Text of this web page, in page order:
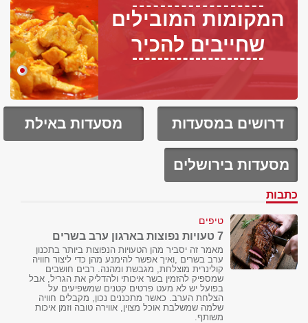
המקומות המובילים
שחייבים להכיר
דרושים במסעדות מסעדות באילת
מסעדות בירושלים
כתבות
טיפים
7 טעויות נפוצות בארגון ערב בשרים
מאמר זה יסביר מהן הטעויות הנפוצות ביותר בתכנון
ערב בשרים ,ואיך אפשר להימנע מהן כדי ליצור חוויה
קולינרית מוצלחת, מגבשת ומהנה. רבים חושבים
שמספיק להזמין בשר איכותי ולהדליק את הגריל, אבל
בפועל יש לא מעט פרטים קטנים שמשפיעים על
הצלחת הערב. כאשר מתכננים נכון, מקבלים חוויה
שלמה שמשלבת אוכל מצוין, אווירה טובה וזמן איכות
משותף.